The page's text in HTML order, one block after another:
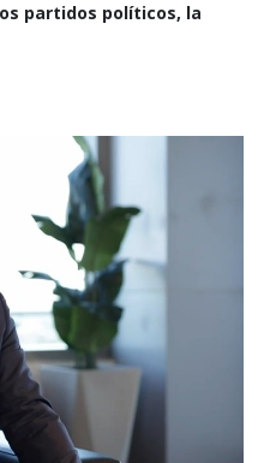
partidos políticos, la